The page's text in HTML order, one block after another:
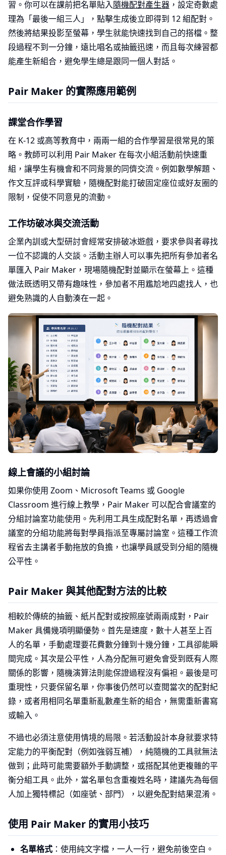
習。你可以在課前把名單貼入隨機配對產生器 ，設定奇數處
理為「最後一組三人」，點擊生成後立即得到 12 組配對。
然後將結果投影至螢幕，學生就能快速找到自己的搭檔。整
段過程不到一分鐘，遠比唱名或抽籤迅速，而且每次練習都
能產生新組合，避免學生總是跟同一個人對話。
Pair Maker 的實際應用範例
課堂合作學習
在 K-12 或高等教育中，兩兩一組的合作學習是很常見的策
略。教師可以利用 Pair Maker 在每次小組活動前快速重
組，讓學生有機會和不同背景的同儕交流。例如數學解題、
作文互評或科學實驗，隨機配對能打破固定座位或好友圈的
限制，促使不同意見的流動。
工作坊破冰與交流活動
企業內訓或大型研討會經常安排破冰遊戲，要求參與者尋找
一位不認識的人交談。活動主辦人可以事先把所有參加者名
單匯入 Pair Maker，現場隨機配對並顯示在螢幕上。這種
做法既透明又帶有趣味性，參加者不用尷尬地四處找人，也
避免熟識的人自動湊在一起。
線上會議的小組討論
如果你使用 Zoom、Microsoft Teams 或 Google
Classroom 進行線上教學，Pair Maker 可以配合會議室的
分組討論室功能使用。先利用工具生成配對名單，再透過會
議室的分組功能將每對學員指派至專屬討論室。這種工作流
程省去主講者手動拖放的負擔，也讓學員感受到分組的隨機
公平性。
Pair Maker 與其他配對方法的比較
相較於傳統的抽籤、紙片配對或按照座號兩兩成對，Pair
Maker 具備幾項明顯優勢。首先是速度，數十人甚至上百
人的名單，手動處理要花費數分鐘到十幾分鐘，工具卻能瞬
間完成。其次是公平性，人為分配無可避免會受到既有人際
關係的影響，隨機演算法則能保證過程沒有偏袒。最後是可
重現性，只要保留名單，你事後仍然可以查閱當次的配對紀
錄，或者用相同名單重新亂數產生新的組合，無需重新書寫
或輸入。
不過也必須注意使用情境的局限。若活動設計本身就要求特
定能力的平衡配對（例如強弱互補），純隨機的工具就無法
做到；此時可能需要額外手動調整，或搭配其他更複雜的平
衡分組工具。此外，當名單包含重複姓名時，建議先為每個
人加上獨特標記（如座號、部門），以避免配對結果混淆。
使用 Pair Maker 的實用小技巧
名單格式 ：使用純文字檔，一人一行，避免前後空白。